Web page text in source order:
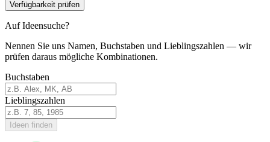
Verfügbarkeit prüfen
Auf Ideensuche?
Nennen Sie uns Namen, Buchstaben und Lieblingszahlen — wir
prüfen daraus mögliche Kombinationen.
Buchstaben
Lieblingszahlen
Ideen finden